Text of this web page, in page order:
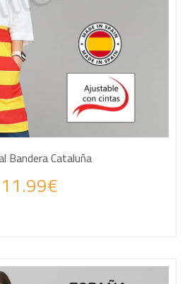
Bandera Cataluña
11.99€